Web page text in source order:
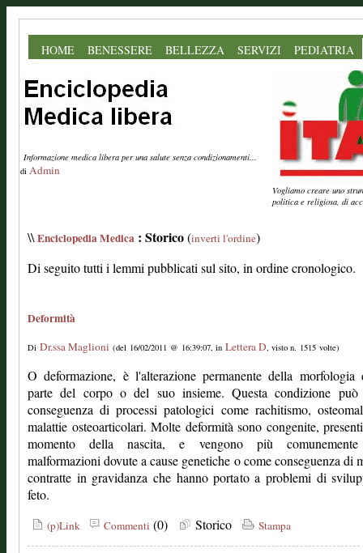
HOME BENESSERE BELLEZZA SERVIZI PEDIATRIA
Informazione medica libera per una salute senza condizionamenti...
di Admin
Vogliamo creare uno
politica e religiosa, di
\\Enciclopedia Medica : Storico(inverti l'ordine)
Di seguito tutti i lemmi pubblicati sul sito, in ordine cronologico.
Deformità
Di Dr.ssa Maglioni (del 16/02/2011 @ 16:39:07, in Lettera D, visto n. 1515 volte)
O deformazione, è l'alterazione permanente della morfologia
parte del corpo o del suo insieme. Questa condizione può
conseguenza di processi patologici come rachitismo,
malattie osteoarticolari. Molte deformità sono congenite,
momento della nascita, e vengono più
malformazioni dovute a cause genetiche o come conseguenza di
contratte in gravidanza che hanno portato a problemi di
feto.
(p)Link Commenti (0) Storico Stampa